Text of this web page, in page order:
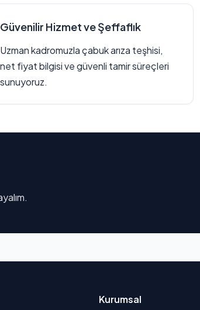
Güvenilir Hizmet ve Şeffaflık
Uzman kadromuzla çabuk arıza teşhisi,
net fiyat bilgisi ve güvenli tamir süreçleri
sunuyoruz.
Kurumsal